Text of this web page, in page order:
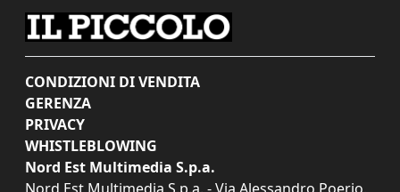
CONDIZIONI DI VENDITA
GERENZA
PRIVACY
WHISTLEBLOWING
Nord Est Multimedia S.p.a.